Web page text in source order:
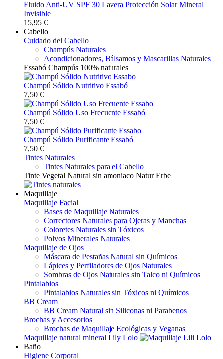
Fluido Anti-UV SPF 30 Lavera Protección Solar Mineral
Invisible
15,95 €
Cabello
Cuidado del Cabello
Champús Naturales
Acondicionadores, Bálsamos y Mascarillas Naturales
Essabó Champús 100% naturales
Champú Sólido Nutritivo Essabó
7,50 €
Champú Sólido Uso Frecuente Essabó
7,50 €
Champú Sólido Purificante Essabó
7,50 €
Tintes Naturales
Tintes Naturales para el Cabello
Tinte Vegetal Natural sin amoniaco Natur Erbe
Maquillaje
Maquillaje Facial
Bases de Maquillaje Naturales
Correctores Naturales para Ojeras y Manchas
Coloretes Naturales sin Tóxicos
Polvos Minerales Naturales
Maquillaje de Ojos
Máscara de Pestañas Natural sin Químicos
Lápices y Perfiladores de Ojos Naturales
Sombras de Ojos Naturales sin Talco ni Químicos
Pintalabios
Pintalabios Naturales sin Tóxicos ni Químicos
BB Cream
BB Cream Natural sin Siliconas ni Parabenos
Brochas y Accesorios
Brochas de Maquillaje Ecológicas y Veganas
Maquillaje natural mineral Lily Lolo
Baño
Higiene Corporal